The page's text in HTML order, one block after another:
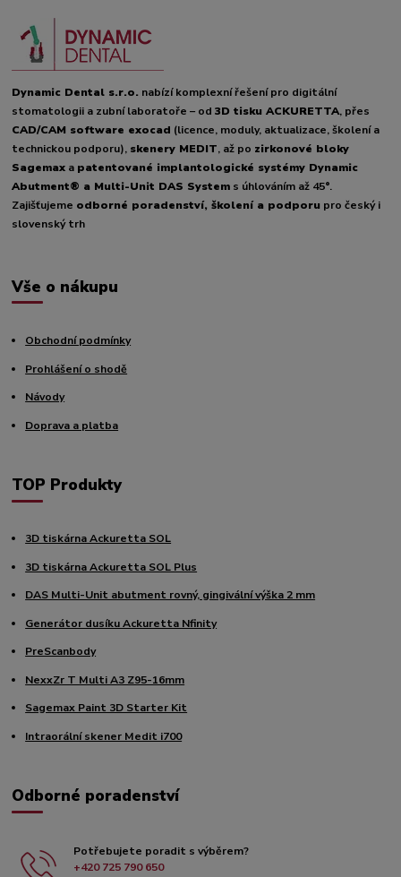
Dynamic Dental s.r.o. nabízí komplexní řešení pro digitální
stomatologii a zubní laboratoře – od3D tisku ACKURETTA, přes
CAD/CAM software exocad (licence, moduly, aktualizace, školení a
technickou podporu), skenery MEDIT, až po zirkonové bloky
Sagemax a patentované implantologické systémy Dynamic
Abutment® a Multi-Unit DAS System s úhlováním až 45°.
Zajišťujeme odborné poradenství, školení a podporu pro český i
slovenský trh
Vše o nákupu
Obchodní podmínky
Prohlášení o shodě
Návody
Doprava a platba
TOP Produkty
3D tiskárna Ackuretta SOL
3D tiskárna Ackuretta SOL Plus
DAS Multi-Unit abutment rovný, gingivální výška 2 mm
Generátor dusíku Ackuretta Nfinity
PreScanbody
NexxZr T Multi A3 Z95-16mm
Sagemax Paint 3D Starter Kit
Intraorální skener Medit i700
Odborné poradenství
Potřebujete poradit s výběrem?
+420 725 790 650